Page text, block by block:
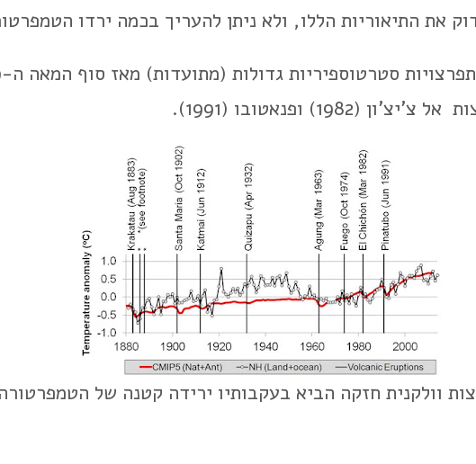
את התיאוריות הללו, ולא ניתן להעריך בכמה ירדו
ופנאטובו (1991).
וולקנית חזקה הביא בעקבותיו ירידה קטנה של